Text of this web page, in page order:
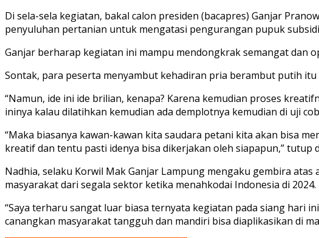
Di sela-sela kegiatan, bakal calon presiden (bacapres) Ganjar
penyuluhan pertanian untuk mengatasi pengurangan pupuk
Ganjar berharap kegiatan ini mampu mendongkrak semangat dan
Sontak, para peserta menyambut kehadiran pria berambut putih
“Namun, ide ini ide brilian, kenapa? Karena kemudian proses
ininya kalau dilatihkan kemudian ada demplotnya kemudian di uji
“Maka biasanya kawan-kawan kita saudara petani kita akan bisa
kreatif dan tentu pasti idenya bisa dikerjakan oleh siapapun,” tutup
Nadhia, selaku Korwil Mak Ganjar Lampung mengaku gembira
masyarakat dari segala sektor ketika menahkodai Indonesia di 2024.
“Saya terharu sangat luar biasa ternyata kegiatan pada siang hari
canangkan masyarakat tangguh dan mandiri bisa diaplikasikan di